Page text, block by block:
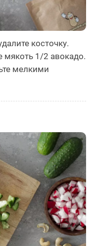
косточку.
1/2 авокадо.
мелкими